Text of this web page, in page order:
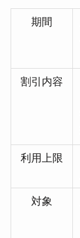
期間
割引内容
利用上限
対象